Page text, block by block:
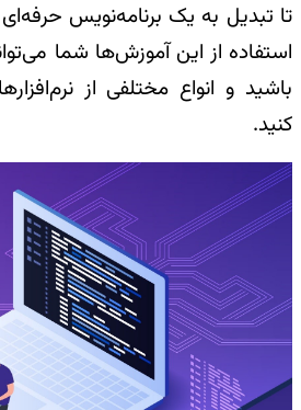
تا تبدیل به یک برنامه‌نویس
استفاده از این آموزش‌ها شما
باشید و انواع مختلفی از
کنید.